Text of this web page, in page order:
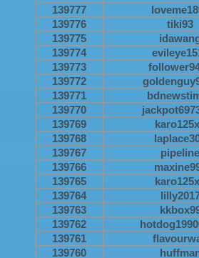
139777
139776
tiki93
139775
139774
139773
139772
139771
139770
139769
139768
139767
pipeline
139766
139765
139764
139763
139762
139761
139760